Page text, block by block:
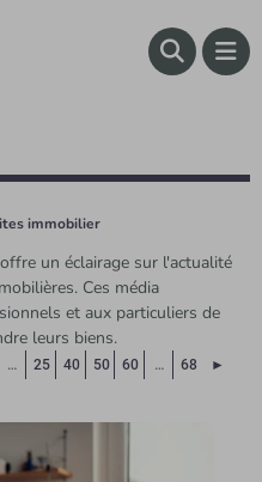
immobilier
un éclairage sur l'actualité
Ces média
et aux particuliers de
leurs biens.
… 25 40 50 60 … 68 ►